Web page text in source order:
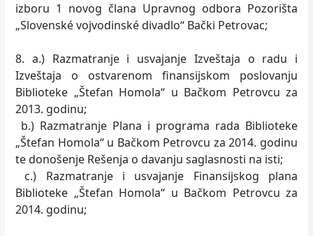
izboru 1 novog člana Upravnog odbora Pozorišta
„Slovenské vojvodinské divadlo“ Bački Petrovac;
8. a.) Razmatranje i usvajanje Izveštaja o radu i
Izveštaja o ostvarenom finansijskom poslovanju
Biblioteke „Štefan Homola“ u Bačkom Petrovcu za
2013. godinu;
b.) Razmatranje Plana i programa rada Biblioteke
„Štefan Homola“ u Bačkom Petrovcu za 2014. godinu
te donošenje Rešenja o davanju saglasnosti na isti;
c.) Razmatranje i usvajanje Finansijskog plana
Biblioteke „Štefan Homola“ u Bačkom Petrovcu za
2014. godinu;